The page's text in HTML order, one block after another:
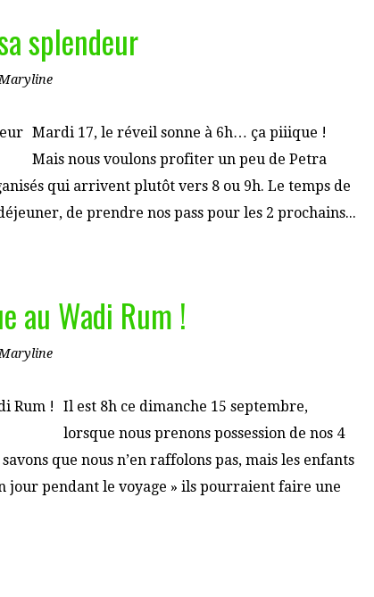
splendeur
Mardi 17, le réveil sonne à 6h… ça piiique !
Mais nous voulons profiter un peu de Petra
qui arrivent plutôt vers 8 ou 9h. Le temps de
de prendre nos pass pour les 2 prochains...
au Wadi Rum !
Il est 8h ce dimanche 15 septembre,
lorsque nous prenons possession de nos 4
que nous n’en raffolons pas, mais les enfants
jour pendant le voyage » ils pourraient faire une